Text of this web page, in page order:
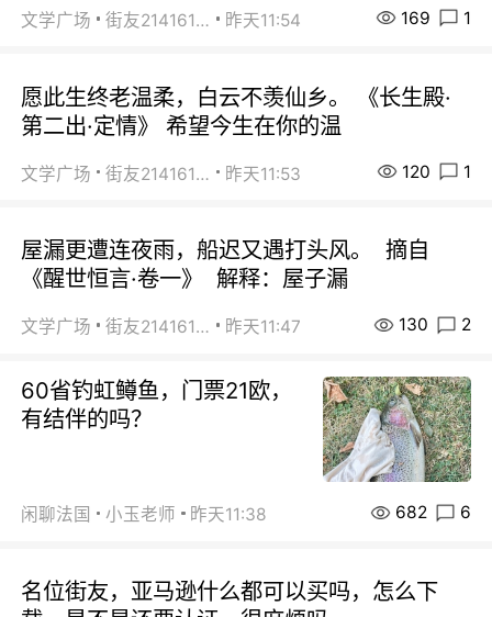
文学广场 街友21416156 昨天11:54 169 1
愿此生终老温柔，白云不羡仙乡。 《长生殿·
第二出·定情》 希望今生在你的温
文学广场 街友21416156 昨天11:53 120 1
屋漏更遭连夜雨，船迟又遇打头风。 摘自
《醒世恒言·卷一》 解释：屋子漏
文学广场 街友21416156 昨天11:47 130 2
60省钓虹鳟鱼，门票21欧，
有结伴的吗？
闲聊法国 小玉老师 昨天11:38 682 6
名位街友，亚马逊什么都可以买吗，怎么下